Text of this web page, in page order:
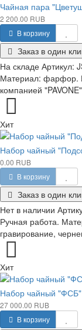
Чайная пара
2 200.00 RUB
В корзину
Заказ в один
На складе Артикул:
Материал: фарфор.
компанией
Хит
Набор чайный
0.00 RUB
В корзину
Заказ в один
Нет в наличии
Ручная работа.
гравирование,
Хит
Набор чайный "ФСБ"
27 000.00 RUB
В корзину